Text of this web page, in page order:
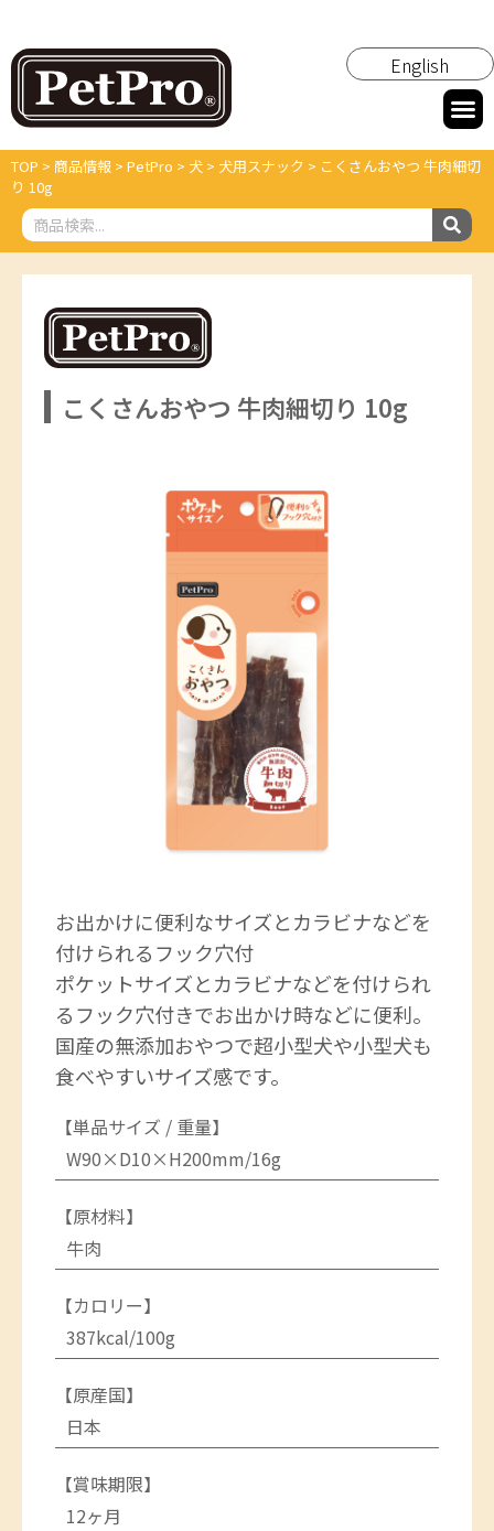
English
TOP > 商品情報 > PetPro > 犬 > 犬用スナック > こくさんおやつ 牛肉細切
り 10g
こくさんおやつ 牛肉細切り 10g
お出かけに便利なサイズとカラビナなどを
付けられるフック穴付
ポケットサイズとカラビナなどを付けられ
るフック穴付きでお出かけ時などに便利。
国産の無添加おやつで超小型犬や小型犬も
食べやすいサイズ感です。
【単品サイズ / 重量】
W90×D10×H200mm/16g
【原材料】
牛肉
【カロリー】
387kcal/100g
【原産国】
日本
【賞味期限】
12ヶ月